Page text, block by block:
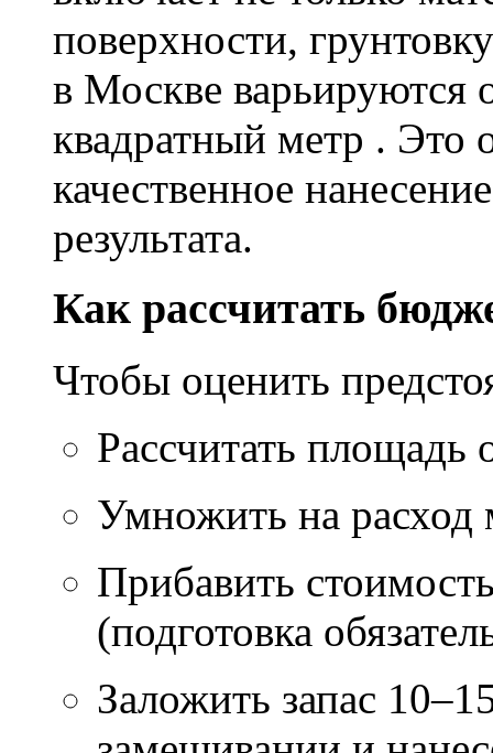
поверхности,
в Москве варьируются
квадратный метр . Это
качественное
результата.
Как рассчитать
Чтобы оценить
Рассчитать площадь
Умножить на расход
Прибавить
(подготовка
Заложить запас